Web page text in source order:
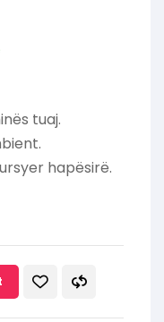
tuaj.
hapësirë.